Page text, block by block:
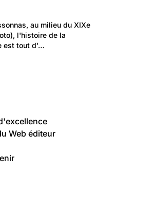
la photographie en
au milieu du XIXe
l'histoire de la
est tout d'…
Web éditeur